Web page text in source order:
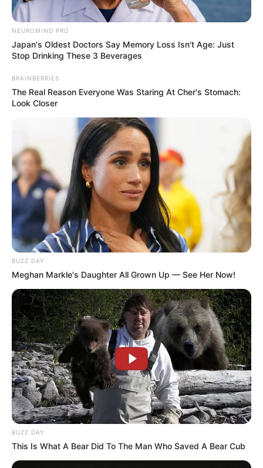
NEUROMIND PRO
Japan's Oldest Doctors Say Memory Loss Isn't Age: Just
Stop Drinking These 3 Beverages
BRAINBERRIES
The Real Reason Everyone Was Staring At Cher's Stomach:
Look Closer
BUZZ DAY
Meghan Markle's Daughter All Grown Up — See Her Now!
BUZZ DAY
This Is What A Bear Did To The Man Who Saved A Bear Cub